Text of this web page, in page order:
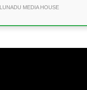
MEDIA HOUSE